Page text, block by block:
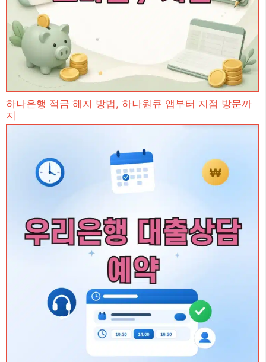
하나은행 적금 해지 방법, 하나원큐 앱부터 지점 방문까
지